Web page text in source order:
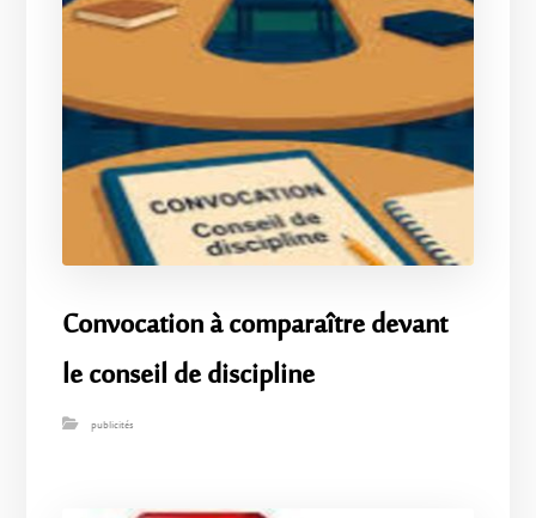
Convocation à comparaître devant
le conseil de discipline
publicités